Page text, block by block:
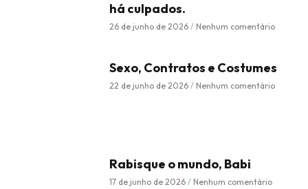
há culpados.
26 de junho de 2026 Nenhum comentário
Sexo, Contratos e Costumes
22 de junho de 2026 Nenhum comentário
Rabisque o mundo, Babi
17 de junho de 2026 Nenhum comentário